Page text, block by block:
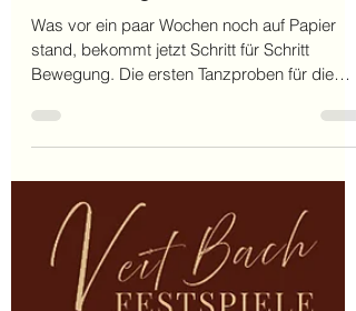
1 Min. Lesezeit
Jetzt wird getanzt…
stand, bekommt jetzt Schritt für Schritt
Bewegung. Die ersten Tanzproben für die
Veit-Bach-Festspiele 2026 laufen und man
merkt schnell: Hier wächst etwas. Es wird
gezählt, gelacht, wiederholt und manchmal
passt plötzlich alles zusammen. 👉 „Na